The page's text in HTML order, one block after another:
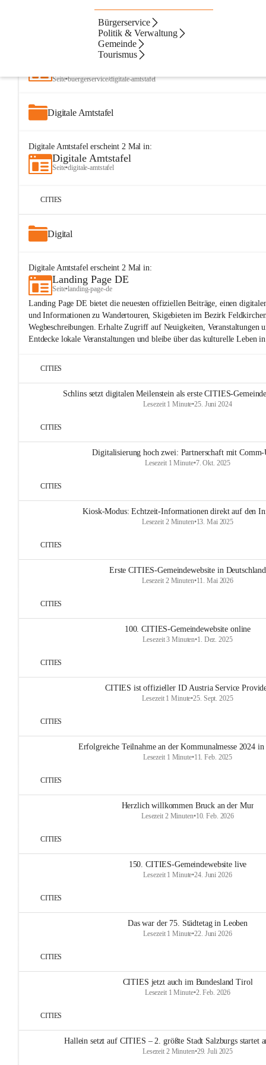
Bürgerservice
Politik & Verwaltung
Gemeinde
Tourismus
Artikel Dateien
Seite•buergerservice/digitale-amtstafel
Digitale Amtstafel
Digitale Amtstafelerscheint 2Mal in:
Digitale Amtstafel
Seite•digitale-amtstafel
CITIES
Digital
Digitale Amtstafelerscheint 2Mal in:
Landing Page DE
Seite•landing-page-de
Landing Page DE bietet die neuesten offiziellen Beiträge, einen
und Informationen zu Wandertouren, Skigebieten im Bezirk
Wegbeschreibungen. Erhalte Zugriff auf Neuigkeiten, Veranstaltungen
Entdecke lokale Veranstaltungen und bleibe über das kulturelle Leben
CITIES
Schlins setzt digitalen Meilenstein als erste CITIES-
Lesezeit 1 Minute•25. Juni 2024
CITIES
Digitalisierung hoch zwei: Partnerschaft mit
Lesezeit 1 Minute•7. Okt. 2025
CITIES
Kiosk-Modus: Echtzeit-Informationen direkt auf den
Lesezeit 2 Minuten•13. Mai 2025
CITIES
Erste CITIES-Gemeindewebsite in Deutschland
Lesezeit 2 Minuten•11. Mai 2026
CITIES
100. CITIES-Gemeindewebsite online
Lesezeit 3 Minuten•1. Dez. 2025
CITIES
CITIES ist offizieller ID Austria Service
Lesezeit 1 Minute•25. Sept. 2025
CITIES
Erfolgreiche Teilnahme an der Kommunalmesse 2024
Lesezeit 1 Minute•11. Feb. 2025
CITIES
Herzlich willkommen Bruck an der Mur
Lesezeit 2 Minuten•10. Feb. 2026
CITIES
150. CITIES-Gemeindewebsite live
Lesezeit 1 Minute•24. Juni 2026
CITIES
Das war der 75. Städtetag in Leoben
Lesezeit 1 Minute•22. Juni 2026
CITIES
CITIES jetzt auch im Bundesland Tirol
Lesezeit 1 Minute•2. Feb. 2026
CITIES
Hallein setzt auf CITIES – 2. größte Stadt Salzburgs startet
Lesezeit 2 Minuten•29. Juli 2025